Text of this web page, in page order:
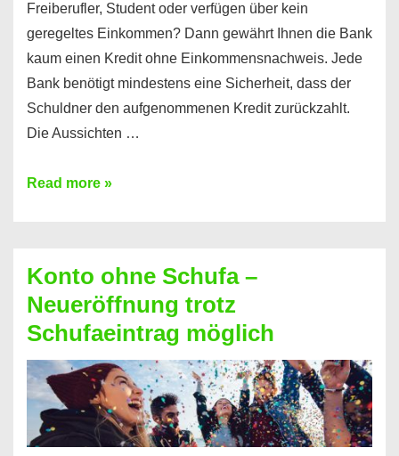
Freiberufler, Student oder verfügen über kein
geregeltes Einkommen? Dann gewährt Ihnen die Bank
kaum einen Kredit ohne Einkommensnachweis. Jede
Bank benötigt mindestens eine Sicherheit, dass der
Schuldner den aufgenommenen Kredit zurückzahlt.
Die Aussichten …
Mit
Sie
einen
Kredit
ohne
Einkommensnachweis
Read more »
Konto ohne Schufa –
Neueröffnung trotz
Schufaeintrag möglich